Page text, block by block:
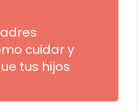
cuidar y
tus hijos